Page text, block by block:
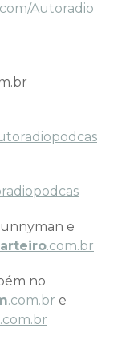
Autoradio
e
.com.br
no
.com.br e
.com.br